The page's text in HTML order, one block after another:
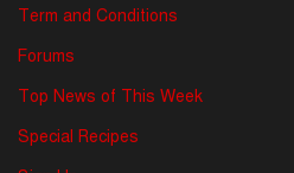
Term and Conditions
Forums
Top News of This Week
Special Recipes